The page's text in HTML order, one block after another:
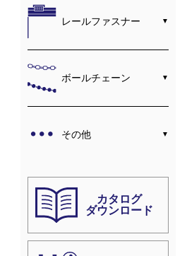
レールファスナー
ボールチェーン
その他
カタログ
ダウンロード